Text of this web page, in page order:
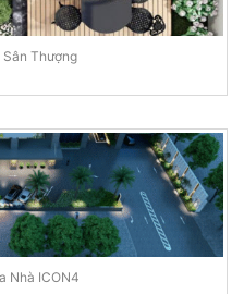
Sân Thượng
Nhà ICON4